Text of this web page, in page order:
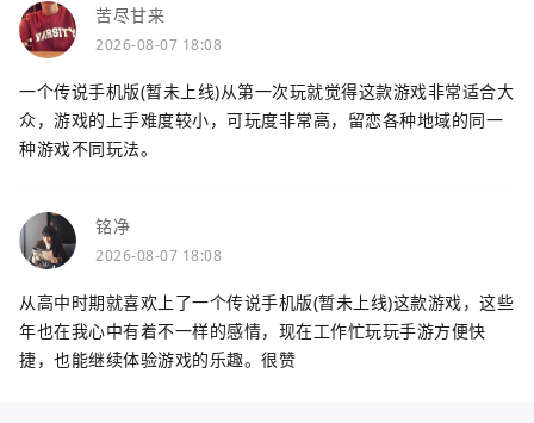
苦尽甘来
2026-08-07 18:08
一个传说手机版(暂未上线)从第一次玩就觉得这款游戏非常适合大
众，游戏的上手难度较小，可玩度非常高，留恋各种地域的同一
种游戏不同玩法。
铭净
2026-08-07 18:08
从高中时期就喜欢上了一个传说手机版(暂未上线)这款游戏，这些
年也在我心中有着不一样的感情，现在工作忙玩玩手游方便快
捷，也能继续体验游戏的乐趣。很赞